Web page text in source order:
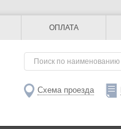
ОПЛАТА
Схема проезда